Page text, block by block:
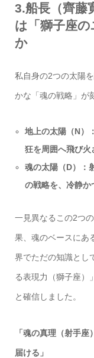
3.船長（齊藤
は「獅子座
か
私自身の2つの太陽
かな「魂の戦略」が
地上の太陽（N）
狂を周囲へ飛び火
魂の太陽（D）：
の戦略を、冷静か
一見異なるこの2つ
果、魂のベースにあ
界でただの知識とし
る表現力（獅子座）
と確信しました。
「魂の真理（射手
届ける」